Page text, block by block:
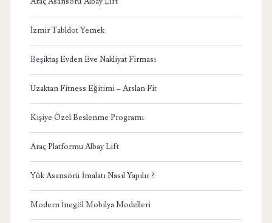
İzmir Tabldot Yemek
Beşiktaş Evden Eve Nakliyat Firması
Uzaktan Fitness Eğitimi – Arslan Fit
Kişiye Özel Beslenme Programı
Araç Platformu Albay Lift
Yük Asansörü İmalatı Nasıl Yapılır ?
Modern İnegöl Mobilya Modelleri